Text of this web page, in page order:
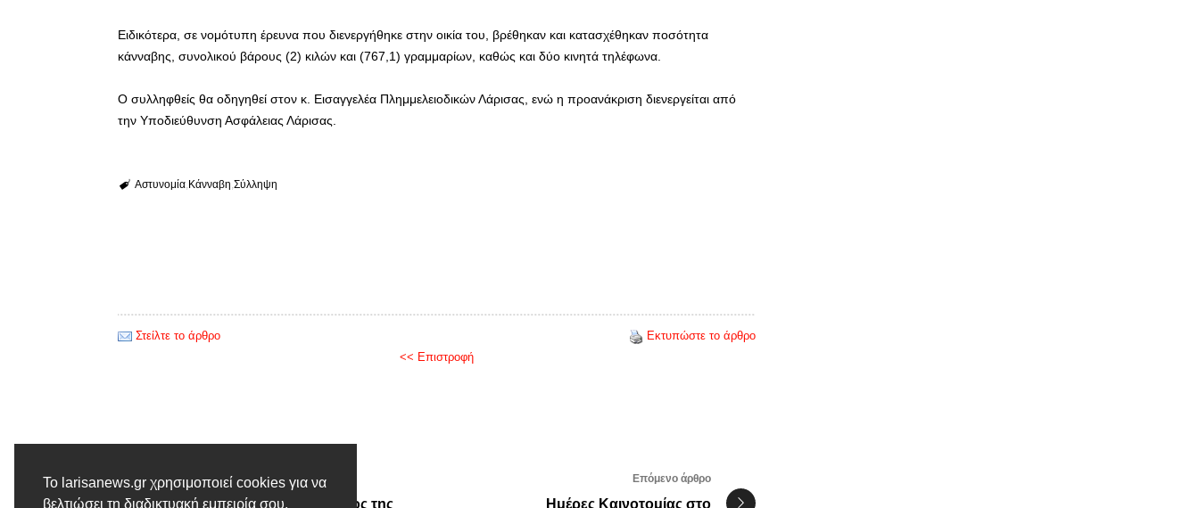
Το larisanews.gr χρησιμοποιεί cookies για να
βελτιώσει τη διαδικτυακή εμπειρία σου.
Ειδικότερα, σε νομότυπη έρευνα που διενεργήθηκε στην οικία του, βρέθηκαν και κατασχέθηκαν ποσότητα
κάνναβης, συνολικού βάρους (2) κιλών και (767,1) γραμμαρίων, καθώς και δύο κινητά τηλέφωνα.
Ο συλληφθείς θα οδηγηθεί στον κ. Εισαγγελέα Πλημμελειοδικών Λάρισας, ενώ η προανάκριση διενεργείται από
την Υποδιεύθυνση Ασφάλειας Λάρισας.
Αστυνομία Κάνναβη Σύλληψη
Στείλτε το άρθρο
Εκτυπώστε το άρθρο
<< Επιστροφή
Προηγούμενο άρθρο
Γιαννούλης Χαλεπάς: Ο μύθος της
Επόμενο άρθρο
Ημέρες Καινοτομίας στο